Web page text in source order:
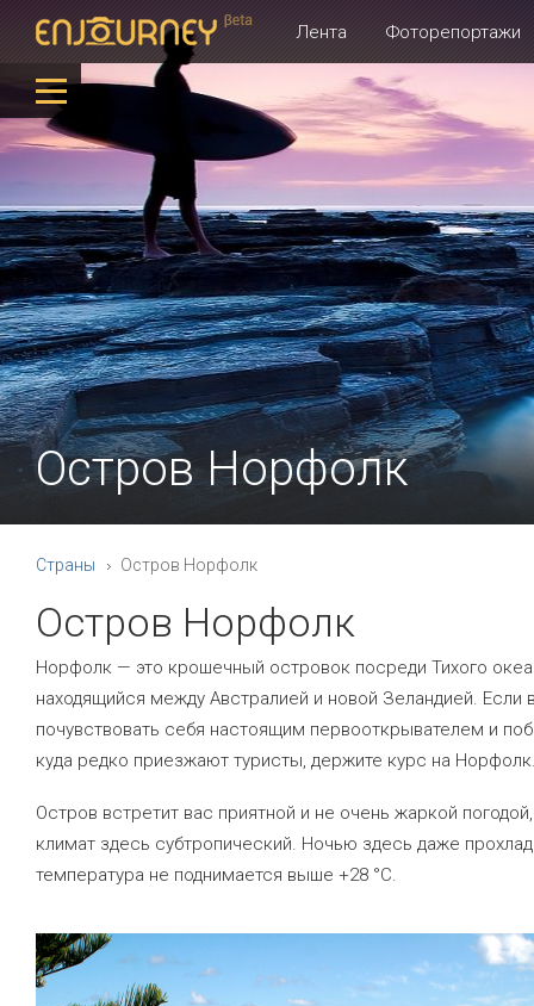
Лента Фоторепортажи
Остров Норфолк
Страны Остров Норфолк
Остров Норфолк
Норфолк — это крошечный островок посреди Тихого
находящийся между Австралией и новой Зеландией. Если
почувствовать себя настоящим первооткрывателем и
куда редко приезжают туристы, держите курс на
Остров встретит вас приятной и не очень жаркой
климат здесь субтропический. Ночью здесь даже
температура не поднимается выше +28 °C.